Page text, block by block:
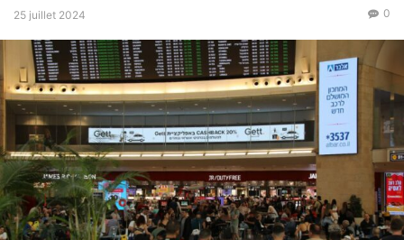
25 juillet 2024 0